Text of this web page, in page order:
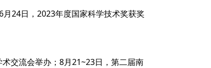
24日，2023年度国家科学技术奖获奖
交流会举办；8月21~23日，第二届南